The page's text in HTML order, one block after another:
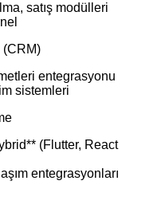
satış modülleri
(CRM)
entegrasyonu
sistemleri
(Flutter, React
entegrasyonları